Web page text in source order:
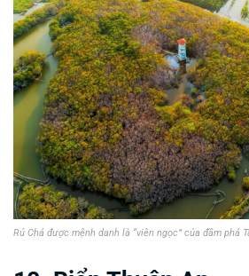
Rú Chá được mệnh danh là “viên ngọc” của đầm phá